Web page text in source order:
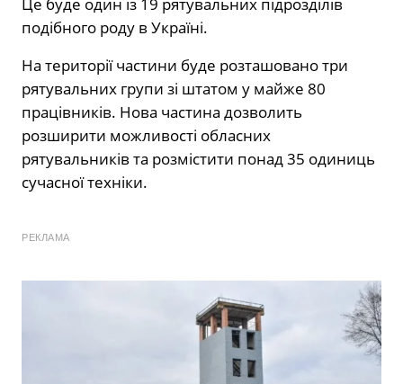
Це буде один із 19 рятувальних підрозділів
подібного роду в Україні.
На території частини буде розташовано три
рятувальних групи зі штатом у майже 80
працівників. Нова частина дозволить
розширити можливості обласних
рятувальників та розмістити понад 35 одиниць
сучасної техніки.
РЕКЛАМА